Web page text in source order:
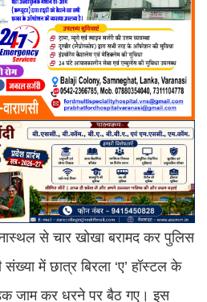
से चार खोखा बरामद कर पुलिस
में छात्र बिरला ‘ए’ हॉस्टल के
जाम कर धरने पर बैठ गए। इस